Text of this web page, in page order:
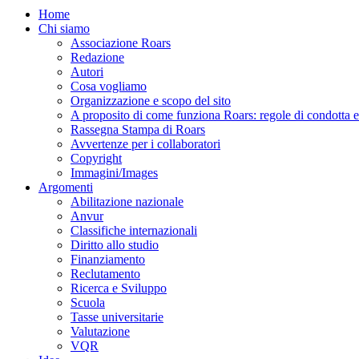
Home
Chi siamo
Associazione Roars
Redazione
Autori
Cosa vogliamo
Organizzazione e scopo del sito
A proposito di come funziona Roars: regole di condotta
Rassegna Stampa di Roars
Avvertenze per i collaboratori
Copyright
Immagini/Images
Argomenti
Abilitazione nazionale
Anvur
Classifiche internazionali
Diritto allo studio
Finanziamento
Reclutamento
Ricerca e Sviluppo
Scuola
Tasse universitarie
Valutazione
VQR